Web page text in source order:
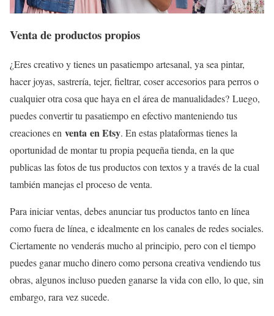
Venta de productos propios
¿Eres creativo y tienes un pasatiempo artesanal, ya sea pintar,
hacer joyas, sastrería, tejer, fieltrar, coser accesorios para perros o
cualquier otra cosa que haya en el área de manualidades? Luego,
puedes convertir tu pasatiempo en efectivo manteniendo tus
creaciones en venta en Etsy. En estas plataformas tienes la
oportunidad de montar tu propia pequeña tienda, en la que
publicas las fotos de tus productos con textos y a través de la cual
también manejas el proceso de venta.
Para iniciar ventas, debes anunciar tus productos tanto en línea
como fuera de línea, e idealmente en los canales de redes sociales.
Ciertamente no venderás mucho al principio, pero con el tiempo
puedes ganar mucho dinero como persona creativa vendiendo tus
obras, algunos incluso pueden ganarse la vida con ello, lo que, sin
embargo, rara vez sucede.